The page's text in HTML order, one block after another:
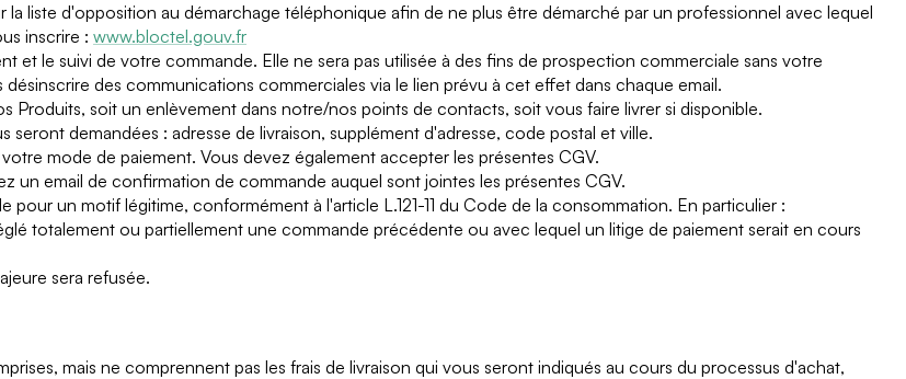
liste d'opposition au démarchage téléphonique afin de ne plus être démarché par un professionnel avec lequel
inscrire : www.bloctel.gouv.fr
et le suivi de votre commande. Elle ne sera pas utilisée à des fins de prospection commerciale sans votre
des communications commerciales via le lien prévu à cet effet dans chaque email.
Produits, soit un enlèvement dans notre/nos points de contacts, soit vous faire livrer si disponible.
demandées : adresse de livraison, supplément d'adresse, code postal et ville.
mode de paiement. Vous devez également accepter les présentes CGV.
un email de confirmation de commande auquel sont jointes les présentes CGV.
un motif légitime, conformément à l'article L.121-11 du Code de la consommation. En particulier :
totalement ou partiellement une commande précédente ou avec lequel un litige de paiement serait en cours
sera refusée.
mais ne comprennent pas les frais de livraison qui vous seront indiqués au cours du processus d'achat,